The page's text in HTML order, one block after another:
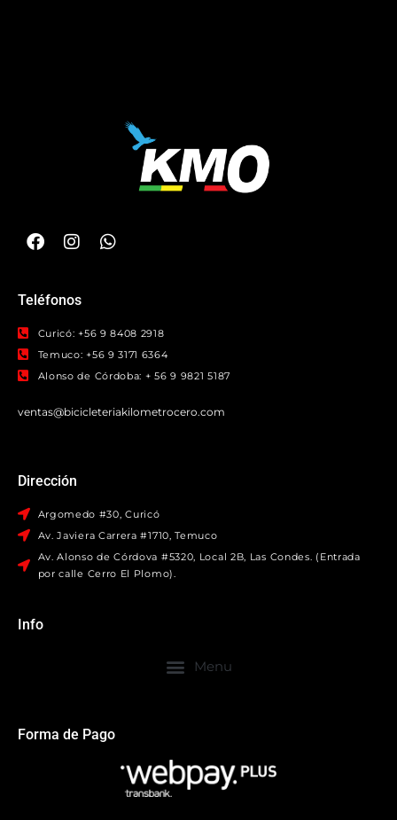
Teléfonos
Curicó: +56 9 8408 2918
Temuco: +56 9 3171 6364
Alonso de Córdoba: + 56 9 9821 5187
ventas@bicicleteriakilometrocero.com
Dirección
Argomedo #30, Curicó
Av. Javiera Carrera #1710, Temuco
Av. Alonso de Córdova #5320, Local 2B, Las Condes. (Entrada
por calle Cerro El Plomo).
Info
Forma de Pago